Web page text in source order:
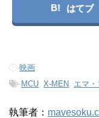
B! はてブ
-映画
-MCU X-MEN エマ・
執筆者：